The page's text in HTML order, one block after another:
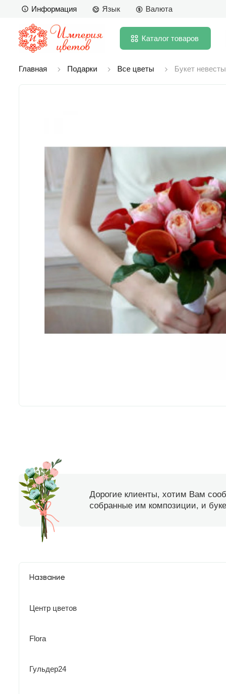
Информация Язык Валюта
Каталог товаров
Главная Подарки Все цветы Букет
Дорогие клиенты, хотим Вам
собранные им композиции, и
Название
Центр цветов
Flora
Гульдер24